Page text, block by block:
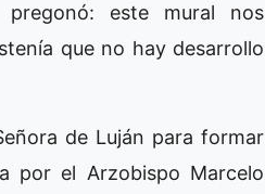
pregonó: este mural nos
que no hay desarrollo
de Luján para formar
por el Arzobispo Marcelo